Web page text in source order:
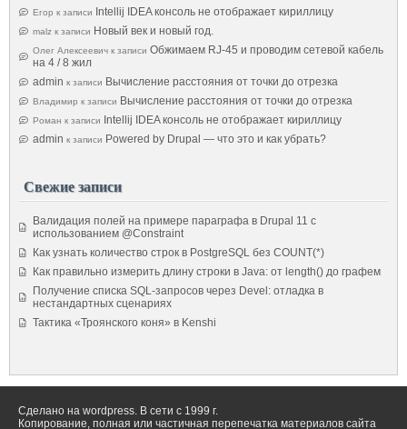
Егор к записи Intellij IDEA консоль не отображает кириллицу
malz к записи Новый век и новый год.
Олег Алексеевич к записи Обжимаем RJ-45 и проводим сетевой кабель
на 4 / 8 жил
admin к записи Вычисление расстояния от точки до отрезка
Владимир к записи Вычисление расстояния от точки до отрезка
Роман к записи Intellij IDEA консоль не отображает кириллицу
admin к записи Powered by Drupal — что это и как убрать?
Свежие записи
Валидация полей на примере параграфа в Drupal 11 с
использованием @Constraint
Как узнать количество строк в PostgreSQL без COUNT(*)
Как правильно измерить длину строки в Java: от length() до графем
Получение списка SQL-запросов через Devel: отладка в
нестандартных сценариях
Тактика «Троянского коня» в Kenshi
Сделано на wordpress. В сети с 1999 г.
Копирование, полная или частичная перепечатка материалов сайта